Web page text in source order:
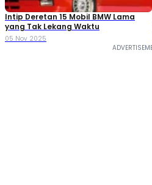
Intip Deretan 15 Mobil BMW Lama
yang Tak Lekang Waktu
05 Nov 2025